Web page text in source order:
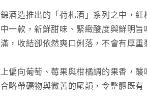
酒造推出的「荷札酒」系列之中，紅
一款，新鮮甜味、緊緻酸度與鮮明旨
，收結卻依然爽口俐落，不會有厚重
偏向葡萄、莓果與柑橘調的果香，酸
合略帶礦物與微苦的尾韻，令整體既有